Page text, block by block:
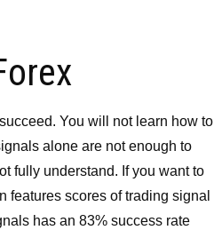
You will not learn how to
alone are not enough to
fully understand. If you want to
features scores of trading signal
has an 83% success rate